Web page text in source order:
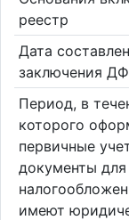
реестр
Дата
заключения
Период, в
которого
первичные
документы для
имеют